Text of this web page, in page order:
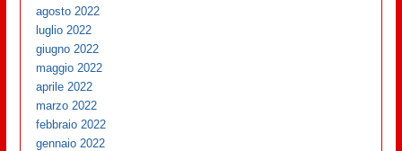
agosto 2022
luglio 2022
giugno 2022
maggio 2022
aprile 2022
marzo 2022
febbraio 2022
gennaio 2022